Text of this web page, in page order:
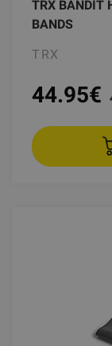
TRX BANDIT
BANDS
TRX
44.95€